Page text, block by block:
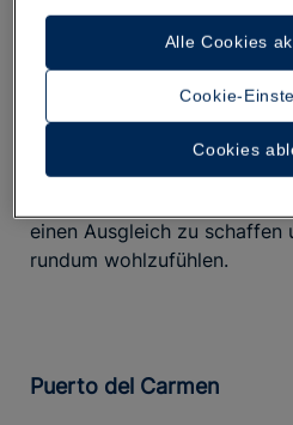
verantwortungsvollen
stimmen Sie uns zu: auf
bedeutet nicht, dass man
unseres Planeten einsetzen
ausgelassenen Partynacht
bedrohter Tierarten in
einen Ausgleich zu schaffen
rundum wohlzufühlen.
Puerto del Carmen
Cookie-
Cookies
Alle Cookies